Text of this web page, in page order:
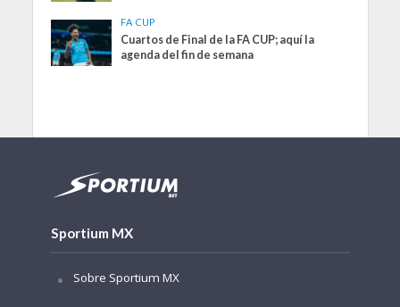
FA CUP
Cuartos de Final de la FA CUP; aquí la
agenda del fin de semana
Sportium MX
Sobre Sportium MX